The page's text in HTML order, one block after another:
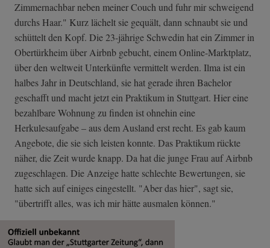
Zimmernachbar neben meiner Couch und fuhr mir schweigend
durchs Haar." Kurz lächelt sie gequält, dann schnaubt sie und
schüttelt den Kopf. Die 23-jährige Schwedin hat ein Zimmer in
Obertürkheim über Airbnb gebucht, einem Online-Marktplatz,
über den weltweit Unterkünfte vermittelt werden. Ilma ist ein
halbes Jahr in Deutschland, sie hat gerade ihren Bachelor
geschafft und macht jetzt ein Praktikum in Stuttgart. Hier eine
bezahlbare Wohnung zu finden ist ohnehin eine
Herkulesaufgabe – aus dem Ausland erst recht. Es gab kaum
Angebote, die sie sich leisten konnte. Das Praktikum rückte
näher, die Zeit wurde knapp. Da hat die junge Frau auf Airbnb
zugeschlagen. Die Anzeige hatte schlechte Bewertungen, sie
hatte sich auf einiges eingestellt. "Aber das hier", sagt sie,
"übertrifft alles, was ich mir hätte ausmalen können."